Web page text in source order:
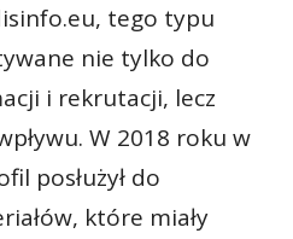
tego typu
nie tylko do
i rekrutacji, lecz
W 2018 roku w
posłużył do
które miały